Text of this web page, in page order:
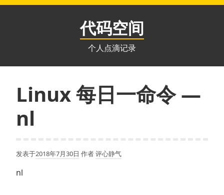
跳
代码空间
个人点滴记录
Linux 每日一命令 —
nl
发表于2018年7月30日 作者评心静气
nl